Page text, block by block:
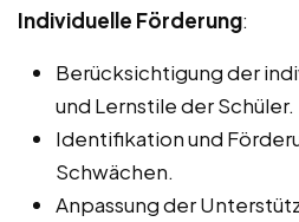
Individuelle Förderung:
Berücksichtigung der
und Lernstile der Schüler.
Identifikation und
Schwächen.
Anpassung der